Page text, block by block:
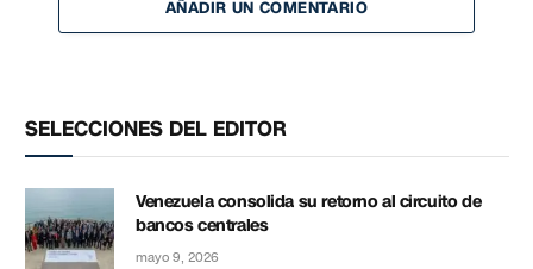
AÑADIR UN COMENTARIO
SELECCIONES DEL EDITOR
Venezuela consolida su retorno al circuito de
bancos centrales
mayo 9, 2026